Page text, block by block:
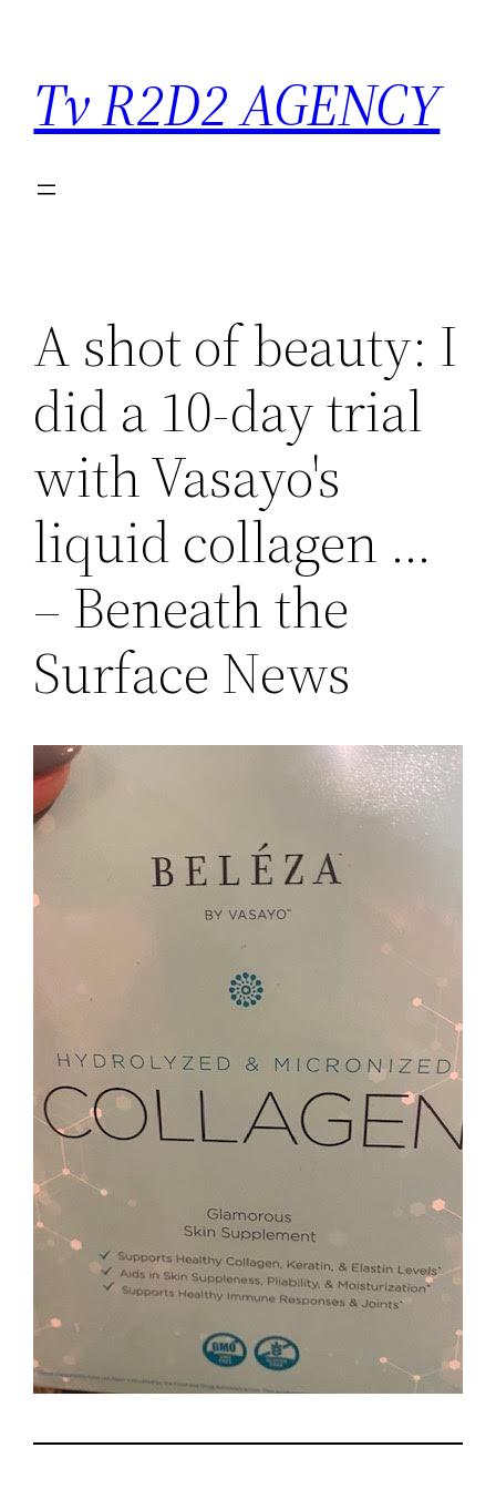
conteúdo
Tv R2D2 AGENCY
A shot of beauty: I
did a 10-day trial
with Vasayo's
liquid collagen …
– Beneath the
Surface News